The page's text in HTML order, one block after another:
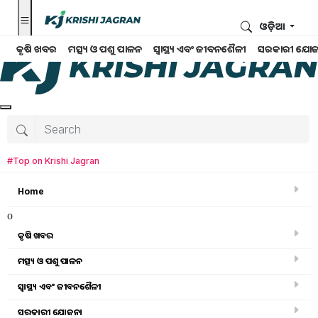
କୃଷି ଖବର ମତ୍ସ୍ୟ ଓ ପଶୁ ପାଳନ ସ୍ୱାସ୍ଥ୍ୟ ଏବଂ ଜୀବନଶୈଳୀ ସରକାରୀ
ଓଡ଼ିଆ
#Top on Krishi Jagran
Home
o
କୃଷି ଖବର
ମତ୍ସ୍ୟ ଓ ପଶୁ ପାଳନ
ସ୍ୱାସ୍ଥ୍ୟ ଏବଂ ଜୀବନଶୈଳୀ
ସରକାରୀ ଯୋଜନା
ସରକାରୀ ସ୍କିମ